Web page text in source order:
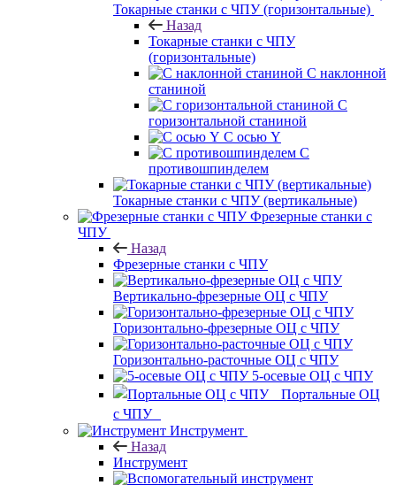
Токарные станки с ЧПУ (горизонтальные)
Назад
Токарные станки с ЧПУ
(горизонтальные)
С наклонной
станиной
С
горизонтальной станиной
С осью Y
С
противошпинделем
Токарные станки с ЧПУ (вертикальные)
Фрезерные станки с
ЧПУ
Назад
Фрезерные станки с ЧПУ
Вертикально-фрезерные ОЦ с ЧПУ
Горизонтально-фрезерные ОЦ с ЧПУ
Горизонтально-расточные ОЦ с ЧПУ
5-осевые ОЦ с ЧПУ
Портальные ОЦ
с ЧПУ
Инструмент
Назад
Инструмент